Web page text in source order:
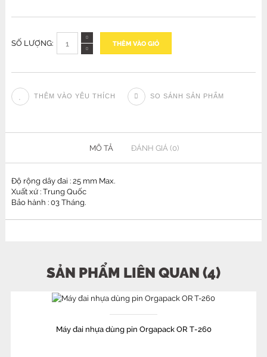
SỐ LƯỢNG: THÊM VÀO GIỎ
THÊM VÀO YÊU THÍCH SO SÁNH SẢN PHẨM
MÔ TẢ ĐÁNH GIÁ (0)
Độ rộng dây đai : 25 mm Max.
Xuất xứ : Trung Quốc
Bảo hành : 03 Tháng.
SẢN PHẨM LIÊN QUAN (4)
Máy đai nhựa dùng pin Orgapack OR T-260